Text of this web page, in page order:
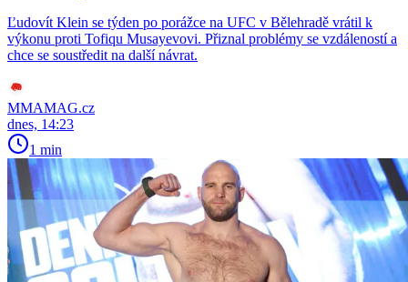
Ľudovít Klein se týden po porážce na UFC v Bělehradě vrátil k
výkonu proti Tofiqu Musayevovi. Přiznal problémy se vzdáleností a
chce se soustředit na další návrat.
MMAMAG.cz
dnes, 14:23
1 min